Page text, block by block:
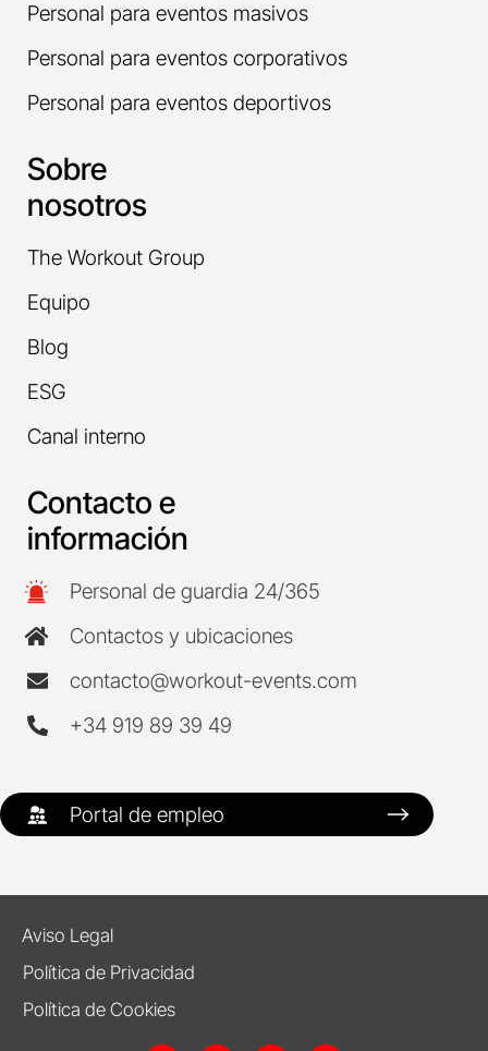
Personal para eventos masivos
Personal para eventos corporativos
Personal para eventos deportivos
Sobre
nosotros
The Workout Group
Equipo
Blog
ESG
Canal interno
Contacto e
información
Personal de guardia 24/365
Contactos y ubicaciones
contacto@workout-events.com
+34 919 89 39 49
Portal de empleo
Aviso Legal
Política de Privacidad
Política de Cookies